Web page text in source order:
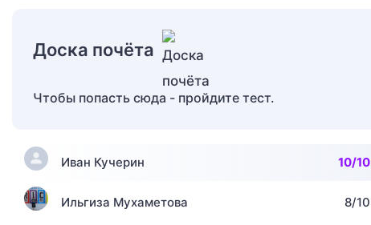
Доска почёта
Чтобы попасть сюда - пройдите тест.
Иван Кучерин 10/10
Ильгиза Мухаметова 8/10